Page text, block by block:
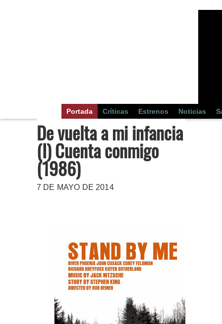
Portada Críticas Estrenos Noticias
De vuelta a mi infancia
(I) Cuenta conmigo
(1986)
7 DE MAYO DE 2014